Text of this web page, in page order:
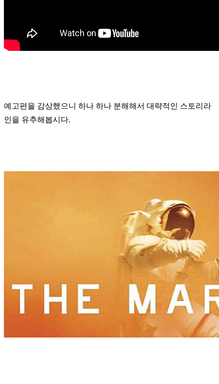
예고편을 감상했으니 하나 하나 분해해서 대략적인 스토리라
인을 유추해봅시다.